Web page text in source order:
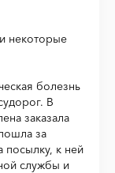
некоторые
болезнь
В
заказала
за
посылку, к ней
службы и